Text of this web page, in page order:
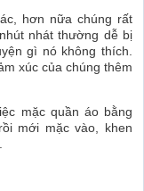
hơn nữa chúng rất
nhát thường dễ bị
gì nó không thích.
xúc của chúng thêm
mặc quần áo bằng
mới mặc vào, khen